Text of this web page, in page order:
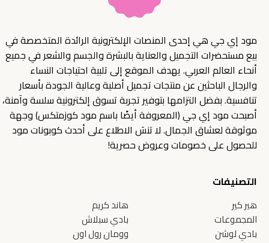
مود إي جي هي إحدى المنصات الإلكترونية الرائدة المتخصصة في
بيع مستحضرات التجميل والعناية بالبشرة والجسم والشعر في جميع
أنحاء العالم العربي. يهدف الموقع إلى تلبية احتياجات النساء
والرجال الباحثين عن منتجات تجميل أصلية وعالية الجودة بأسعار
تنافسية. بفضل التزامها بتوفير تجربة تسوق إلكترونية سلسة وآمنة،
أصبحت مود إي جي (المعروفة أيضًا باسم مود كوزمتكس) وجهة
موثوقة لعشاق الجمال. لا تنسَ الاطلاع على أحدث كوبونات مود
للحصول على خصومات وعروض حصرية!
التصنيفات
هير كير
المجموعات
بادي لوشن
هاند كريم
بادي سبلاش
وومان رول اون